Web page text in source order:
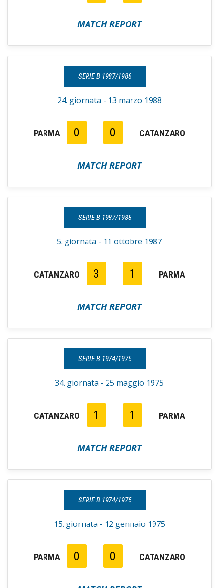
MATCH REPORT
SERIE B 1987/1988
24. giornata - 13 marzo 1988
PARMA 0 0 CATANZARO
MATCH REPORT
SERIE B 1987/1988
5. giornata - 11 ottobre 1987
CATANZARO 3 1 PARMA
MATCH REPORT
SERIE B 1974/1975
34. giornata - 25 maggio 1975
CATANZARO 1 1 PARMA
MATCH REPORT
SERIE B 1974/1975
15. giornata - 12 gennaio 1975
PARMA 0 0 CATANZARO